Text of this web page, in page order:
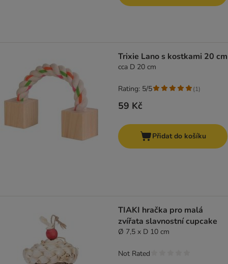
Trixie Lano s kostkami 20 cm
cca D 20 cm
59 Kč
Rating: 5/5 (1)
Přidat do košíku
TIAKI hračka pro malá
zvířata slavnostní cupcake
Ø 7,5 x D 10 cm
Not Rated